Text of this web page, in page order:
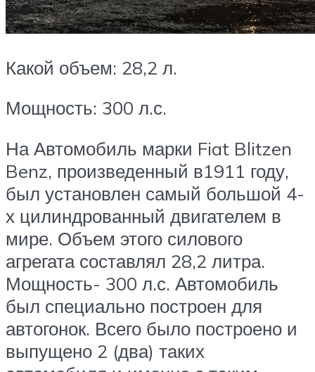
Какой объем: 28,2 л.
Мощность: 300 л.с.
На Автомобиль марки Fiat Blitzen
Benz, произведенный в1911 году,
был установлен самый большой 4-
х цилиндрованный двигателем в
мире. Объем этого силового
агрегата составлял 28,2 литра.
Мощность- 300 л.с. Автомобиль
был специально построен для
автогонок. Всего было построено и
выпущено 2 (два) таких